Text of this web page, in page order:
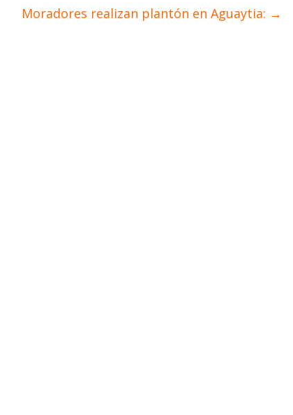
Moradores realizan plantón en Aguaytia: →